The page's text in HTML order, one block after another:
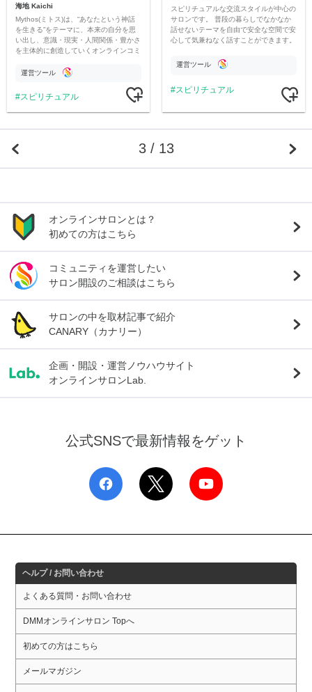
海地 Kaichi
Mythos(ミトス)は、“あなたという神話
を生きる”をテーマに、本来の自分を思
い出し、意識・現実・人間関係・豊かさ
を主体的に創造していくオンラインコミ
運営ツール
スピリチュアル
スピリチュアルな交流スタイルが中心の
サロンです。 普段の暮らしでなかなか
話せないテーマを自由で安全な空間で安
心して気兼ねなく話すことができます。
5次元を目指してみませんか♪︎
運営ツール
スピリチュアル
3 / 13
オンラインサロンとは？
初めての方はこちら
コミュニティを運営したい
サロン開設のご相談はこちら
サロンの中を取材記事で紹介
CANARY（カナリー）
企画・開設・運営ノウハウサイト
オンラインサロンLab.
公式SNSで最新情報をゲット
ヘルプ / お問い合わせ
よくある質問・お問い合わせ
DMMオンラインサロン Topへ
初めての方はこちら
メールマガジン